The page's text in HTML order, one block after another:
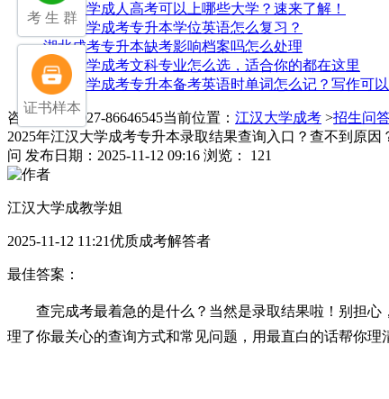
江汉大学成人高考可以上哪些大学？速来了解！
江汉大学成考专升本学位英语怎么复习？
湖北成考专升本缺考影响档案吗怎么处理
江汉大学成考文科专业怎么选，适合你的都在这里
江汉大学成考专升本备考英语时单词怎么记？写作可
咨询电话：027-86646545当前位置： 江汉大学成考 >招生问
2025年江汉大学成考专升本录取结果查询入口？查不到原因
问 发布日期：2025-11-12 09:16 浏览： 121
江汉大学成教学姐
2025-11-12 11:21优质成考解答者
最佳答案：
查完成考最着急的是什么？当然是录取结果啦！别担心
理了你最关心的查询方式和常见问题，用最直白的话帮你理
考 生 群
证书样本